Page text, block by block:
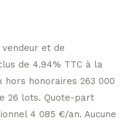
et de
de 4.94% TTC à la
hors honoraires 263 000
26 lots. Quote-part
4 085 €/an. Aucune